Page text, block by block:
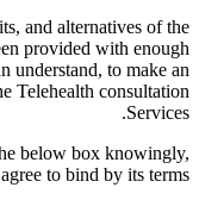
and alternatives of the
provided with enough
understand, to make an
Telehealth consultation
Services.
below box knowingly,
to bind by its terms.